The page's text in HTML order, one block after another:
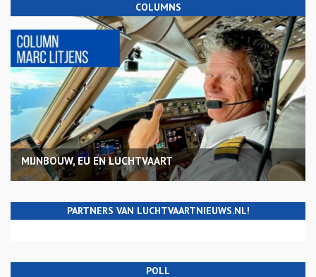
COLUMNS
MIJNBOUW, EU EN LUCHTVAART
PARTNERS VAN LUCHTVAARTNIEUWS.NL!
POLL